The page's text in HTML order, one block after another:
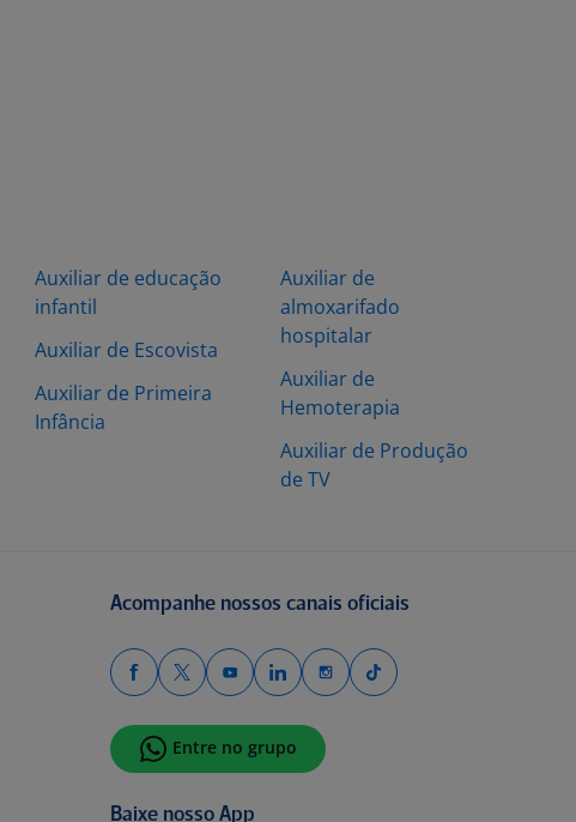
Auxiliar de educação
infantil
Auxiliar de Escovista
Auxiliar de Primeira
Infância
Auxiliar de
almoxarifado
hospitalar
Auxiliar de
Hemoterapia
Auxiliar de Produção
de TV
Acompanhe nossos canais oficiais
Entre no grupo
Baixe nosso App